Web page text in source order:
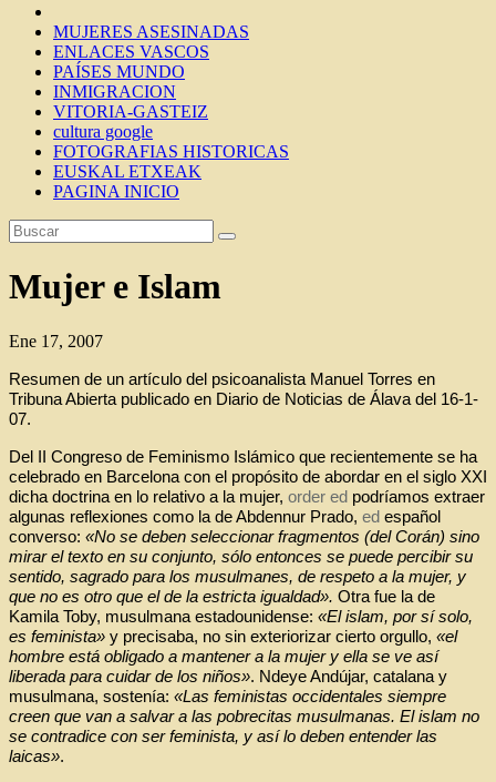
MUJERES ASESINADAS
ENLACES VASCOS
PAÍSES MUNDO
INMIGRACION
VITORIA-GASTEIZ
cultura google
FOTOGRAFIAS HISTORICAS
EUSKAL ETXEAK
PAGINA INICIO
Mujer e Islam
Ene 17, 2007
Resumen de un artículo del psicoanalista Manuel Torres en
Tribuna Abierta publicado en Diario de Noticias de Álava del 16-1-
07.
Del II Congreso de Feminismo Islámico que recientemente se ha
celebrado en Barcelona con el propósito de abordar en el siglo XXI
dicha doctrina en lo relativo a la mujer, order ed podríamos extraer
algunas reflexiones como la de Abdennur Prado, ed español
converso: «No se deben seleccionar fragmentos (del Corán) sino
mirar el texto en su conjunto, sólo entonces se puede percibir su
sentido, sagrado para los musulmanes, de respeto a la mujer, y
que no es otro que el de la estricta igualdad». Otra fue la de
Kamila Toby, musulmana estadounidense: «El islam, por sí solo,
es feminista» y precisaba, no sin exteriorizar cierto orgullo, «el
hombre está obligado a mantener a la mujer y ella se ve así
liberada para cuidar de los niños». Ndeye Andújar, catalana y
musulmana, sostenía: «Las feministas occidentales siempre
creen que van a salvar a las pobrecitas musulmanas. El islam no
se contradice con ser feminista, y así lo deben entender las
laicas».